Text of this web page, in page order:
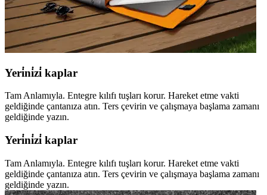
Yeri̇ni̇zi̇ kaplar
Tam Anlamıyla. Entegre kılıfı tuşları korur. Hareket etme vakti
geldiğinde çantanıza atın. Ters çevirin ve çalışmaya başlama zamanı
geldiğinde yazın.
Yeri̇ni̇zi̇ kaplar
Tam Anlamıyla. Entegre kılıfı tuşları korur. Hareket etme vakti
geldiğinde çantanıza atın. Ters çevirin ve çalışmaya başlama zamanı
geldiğinde yazın.